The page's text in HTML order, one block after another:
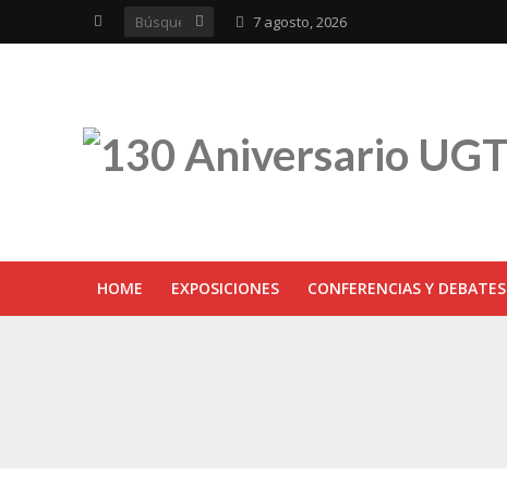
7 agosto, 2026
HOME EXPOSICIONES CONFERENCIAS Y DEBATES